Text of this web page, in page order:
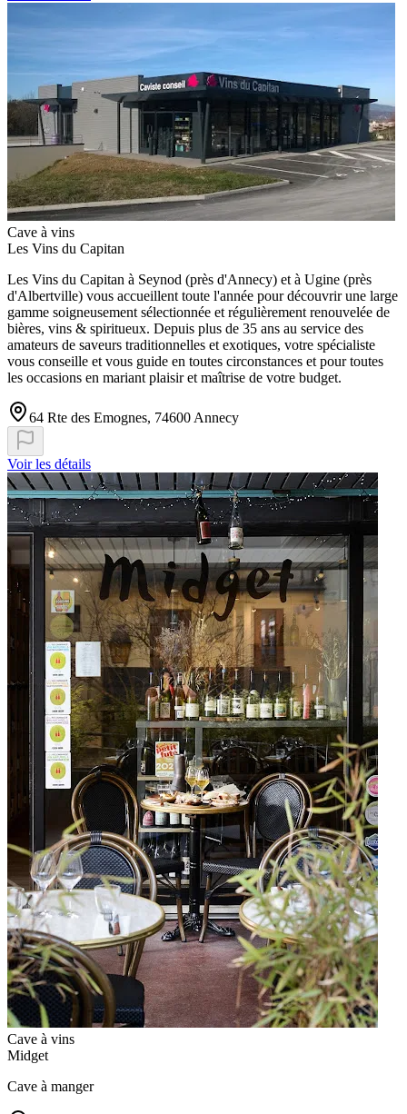
Cave à vins
Les Vins du Capitan
Les Vins du Capitan à Seynod (près d'Annecy) et à Ugine (près
d'Albertville) vous accueillent toute l'année pour découvrir une large
gamme soigneusement sélectionnée et régulièrement renouvelée de
bières, vins & spiritueux. Depuis plus de 35 ans au service des
amateurs de saveurs traditionnelles et exotiques, votre spécialiste
vous conseille et vous guide en toutes circonstances et pour toutes
les occasions en mariant plaisir et maîtrise de votre budget.
64 Rte des Emognes, 74600 Annecy
Voir les détails
Cave à vins
Midget
Cave à manger